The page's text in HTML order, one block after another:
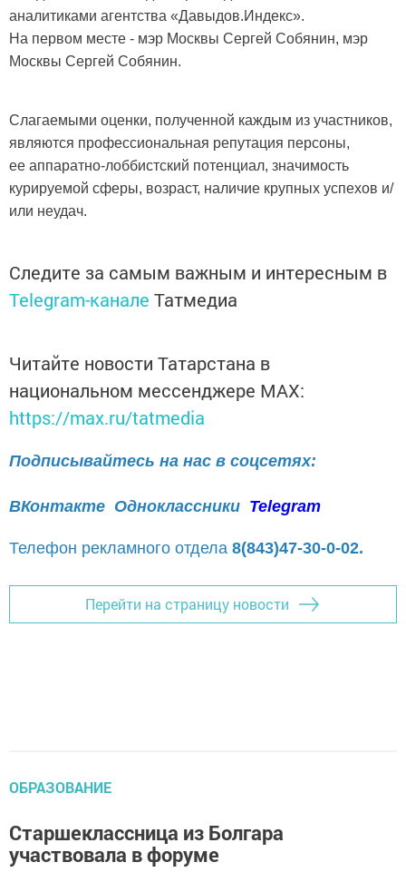
аналитиками агентства «Давыдов.Индекс».
На первом месте - мэр Москвы Сергей Собянин, мэр
Москвы Сергей Собянин.
Слагаемыми оценки, полученной каждым из участников,
являются профессиональная репутация персоны,
ее аппаратно-лоббистский потенциал, значимость
курируемой сферы, возраст, наличие крупных успехов и/
или неудач.
Следите за самым важным и интересным в
Telegram-канале Татмедиа
Читайте новости Татарстана в
национальном мессенджере MАХ:
https://max.ru/tatmedia
Подписывайтесь на нас в соцсетях:
ВКонтакте Одноклассники Telegram
Телефон рекламного отдела 8(843)47-30-0-02.
Перейти на страницу новости
ОБРАЗОВАНИЕ
Старшеклассница из Болгара
участвовала в форуме